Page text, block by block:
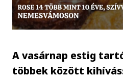
A vasárnap estig
többek között